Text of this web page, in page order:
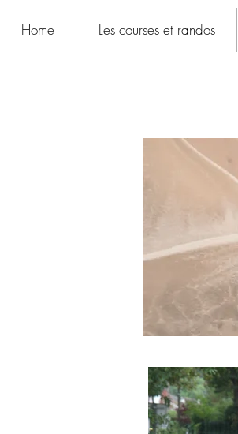
Home Les courses et randos